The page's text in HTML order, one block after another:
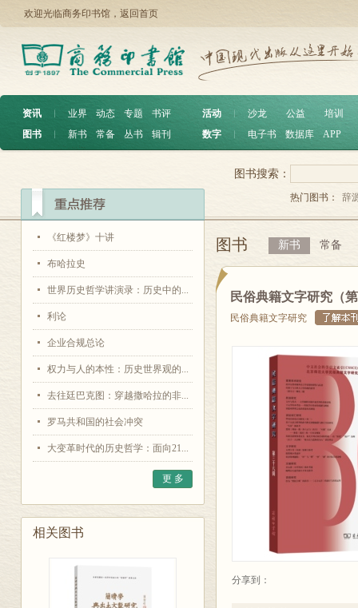
欢迎光临商务印书馆， 返回首页
资讯 ︱ 业界 动态 专题
书评
图书
︱ 新书 常备 丛书 辑刊
活动 沙龙 公益
培训
数字
电子书 数据库 APP
《红楼梦》十讲
布哈拉史
世界历史哲学讲演录：历史中的...
利论
企业合规总论
权力与人的本性：历史世界观的...
去往廷巴克图：穿越撒哈拉的非...
罗马共和国的社会冲突
大变革时代的历史哲学：面向21...
更 多
相关图书
图书搜索：
热门图书： 辞
图书 新书 常备
民俗典籍文字研究（
民俗典籍文字研究
分享到：